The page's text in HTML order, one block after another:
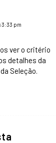
3:33 pm
ver o critério
detalhes da
Seleção.